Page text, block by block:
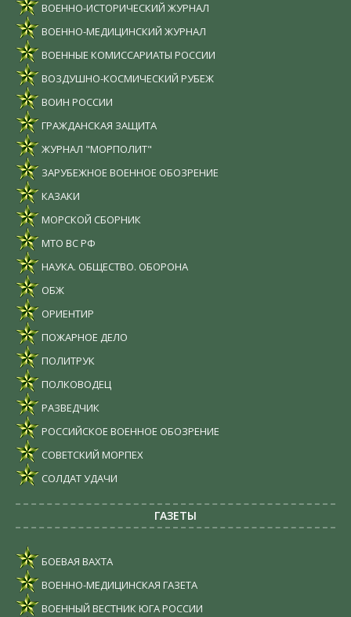
ВОЕННО-ИСТОРИЧЕСКИЙ ЖУРНАЛ
ВОЕННО-МЕДИЦИНСКИЙ ЖУРНАЛ
ВОЕННЫЕ КОМИССАРИАТЫ РОССИИ
ВОЗДУШНО-КОСМИЧЕСКИЙ РУБЕЖ
ВОИН РОССИИ
ГРАЖДАНСКАЯ ЗАЩИТА
ЖУРНАЛ "МОРПОЛИТ"
ЗАРУБЕЖНОЕ ВОЕННОЕ ОБОЗРЕНИЕ
КАЗАКИ
МОРСКОЙ СБОРНИК
МТО ВС РФ
НАУКА. ОБЩЕСТВО. ОБОРОНА
ОБЖ
ОРИЕНТИР
ПОЖАРНОЕ ДЕЛО
ПОЛИТРУК
ПОЛКОВОДЕЦ
РАЗВЕДЧИК
РОССИЙСКОЕ ВОЕННОЕ ОБОЗРЕНИЕ
СОВЕТСКИЙ МОРПЕХ
СОЛДАТ УДАЧИ
ГАЗЕТЫ
БОЕВАЯ ВАХТА
ВОЕННО-МЕДИЦИНСКАЯ ГАЗЕТА
ВОЕННЫЙ ВЕСТНИК ЮГА РОССИИ